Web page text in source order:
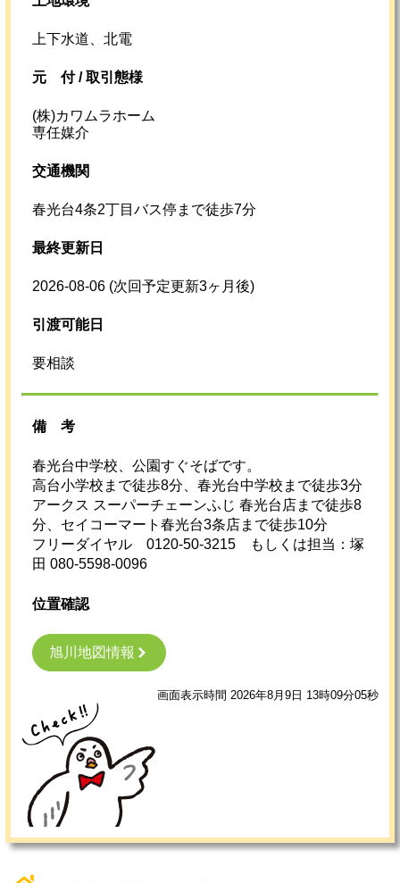
上下水道、北電
元 付 /取引態様
(株)カワムラホーム
専任媒介
交通機関
春光台4条2丁目バス停まで徒歩7分
最終更新日
2026-08-06 (次回予定更新3ヶ月後)
引渡可能日
要相談
備考
春光台中学校、公園すぐそばです。
高台小学校まで徒歩8分、春光台中学校まで徒歩3分
アークス スーパーチェーンふじ 春光台店まで徒歩8
分、セイコーマート春光台3条店まで徒歩10分
フリーダイヤル 0120-50-3215 もしくは担当：塚
田 080-5598-0096
位置確認
旭川地図情報
画面表示時間 2026年8月9日 13時09分05秒